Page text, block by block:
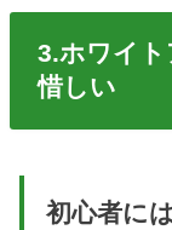
3.ホワイ
惜しい
初心者に